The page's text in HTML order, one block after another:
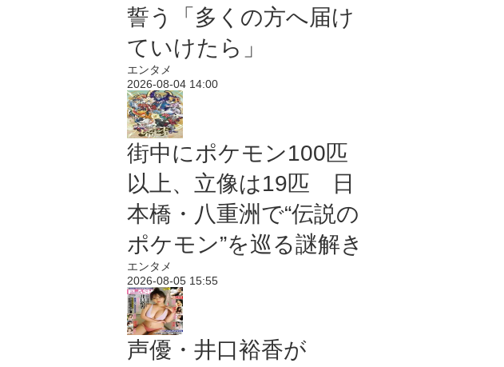
誓う「多くの方へ届け
ていけたら」
エンタメ
2026-08-04 14:00
街中にポケモン100匹
以上、立像は19匹 日
本橋・八重洲で“伝説の
ポケモン”を巡る謎解き
エンタメ
2026-08-05 15:55
声優・井口裕香が